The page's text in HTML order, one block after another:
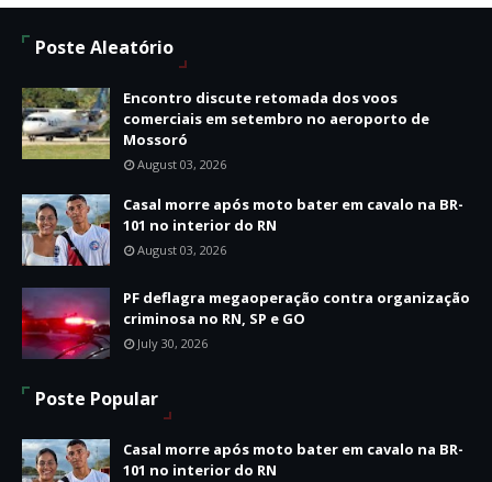
Poste Aleatório
Encontro discute retomada dos voos
comerciais em setembro no aeroporto de
Mossoró
August 03, 2026
Casal morre após moto bater em cavalo na BR-
101 no interior do RN
August 03, 2026
PF deflagra megaoperação contra organização
criminosa no RN, SP e GO
July 30, 2026
Poste Popular
Casal morre após moto bater em cavalo na BR-
101 no interior do RN